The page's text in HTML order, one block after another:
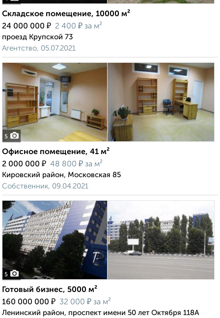
Складское помещение, 10000 м²
24 000 000 ₽ 2 400 ₽ за м²
проезд Крупской 73
Агентство, 05.07.2021
5
Офисное помещение, 41 м²
2 000 000 ₽ 48 800 ₽ за м²
Кировский район, Московская 85
Собственник, 09.04.2021
5
Готовый бизнес, 5000 м²
160 000 000 ₽ 32 000 ₽ за м²
Ленинский район, проспект имени 50 лет Октября 118А